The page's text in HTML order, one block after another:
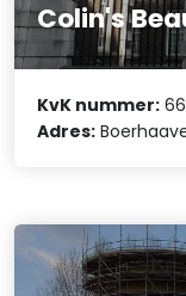
Colin's
KvK nummer:
Adres: